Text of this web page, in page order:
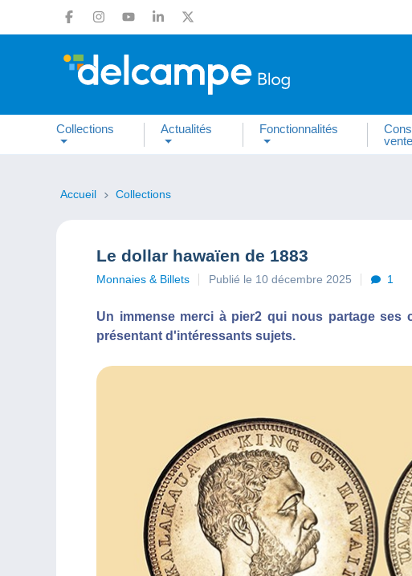
Collections Actualités Fonctionnalités
vente
Accueil Collections
Le dollar hawaïen de 1883
Monnaies & Billets Publié le 10 décembre 2025 1
Un immense merci à pier2 qui nous partage ses
présentant d'intéressants sujets.